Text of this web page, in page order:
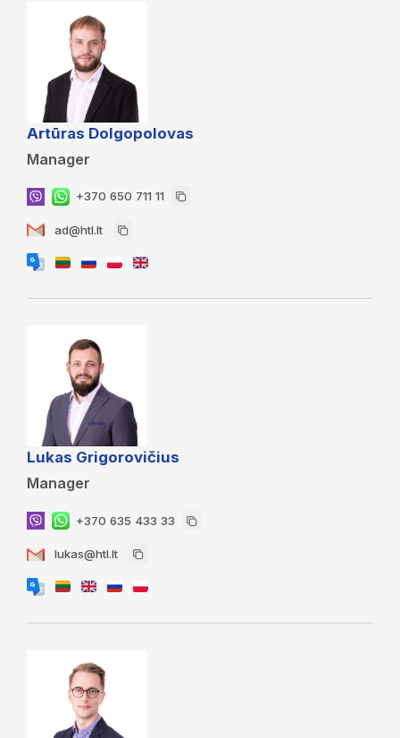
Artūras Dolgopolovas
Manager
+370 650 711 11
ad@htl.lt
Lukas Grigorovičius
Manager
+370 635 433 33
lukas@htl.lt